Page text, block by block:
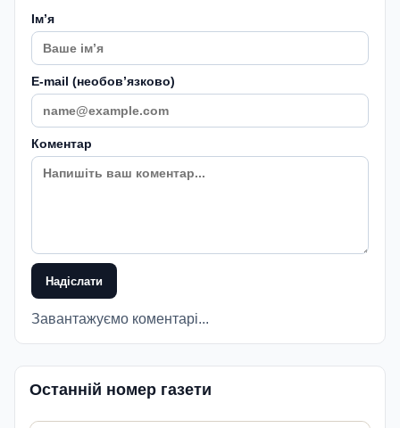
Імʼя
E-mail (необовʼязково)
Коментар
Надіслати
Завантажуємо коментарі...
Останній номер газети